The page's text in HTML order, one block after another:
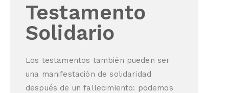
Testamento
Solidario
Los testamentos también pueden ser
una manifestación de solidaridad
después de un fallecimiento: podemos